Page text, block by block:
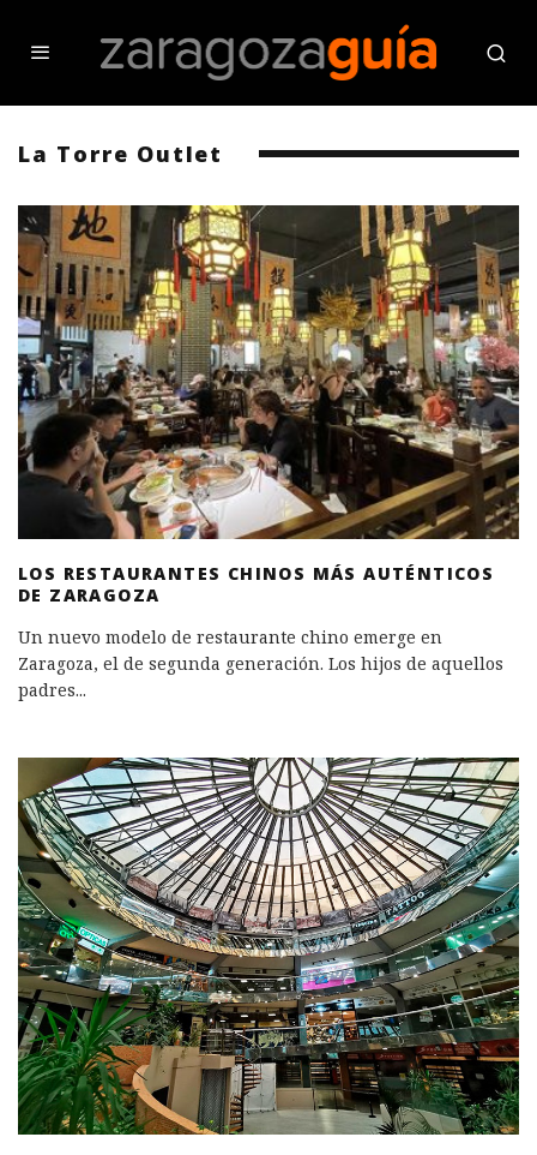
La Torre Outlet
LOS RESTAURANTES CHINOS MÁS AUTÉNTICOS
DE ZARAGOZA
Un nuevo modelo de restaurante chino emerge en
Zaragoza, el de segunda generación. Los hijos de aquellos
padres...